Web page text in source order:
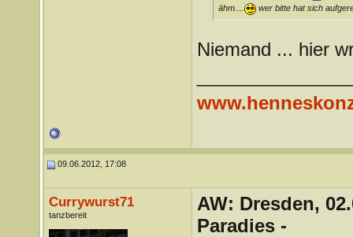
ähm....
wer bitte hat sich
Niemand ... hier
09.06.2012, 17:08
Currywurst71
tanzbereit
AW: Dresden,
Paradies -